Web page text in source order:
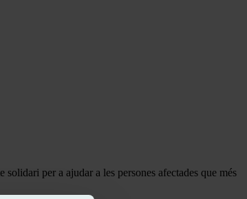
per a ajudar a les persones afectades que més